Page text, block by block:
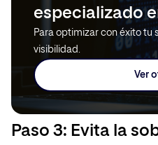
especializado
Para optimizar con éxito tu
visibilidad.
Ver
Paso 3: Evita la